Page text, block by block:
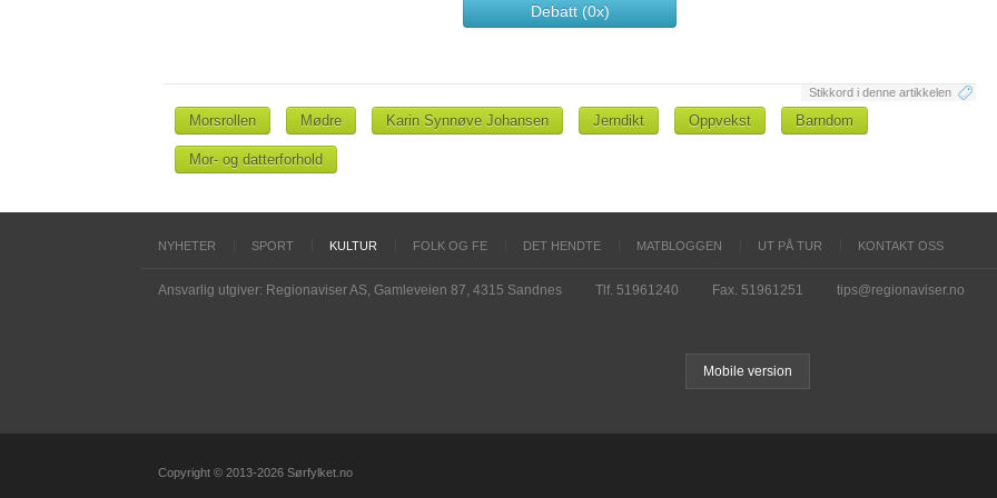
Debatt (0x)
Stikkord i denne artikkelen
Morsrollen Mødre Karin Synnøve Johansen Jerndikt Oppvekst Barndom
Mor- og datterforhold
NYHETER SPORT KULTUR FOLK OG FE DET HENDTE MATBLOGGEN UT PÅ TUR KONTAKT OSS
Ansvarlig utgiver: Regionaviser AS, Gamleveien 87, 4315 Sandnes Tlf. 51961240 Fax. 51961251 tips@regionaviser.no
Mobile version
Copyright © 2013-2026 Sørfylket.no